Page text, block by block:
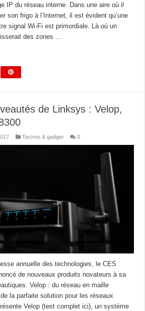
IP du réseau interne. Dans une aire où il
son frigo à l’Internet, il est évident qu’une
signal Wi-Fi est primordiale. Là où un
des zones …
de Linksys : Velop,
Techno & gadget 0
annuelle des technologies, le CES
de nouveaux produits novateurs à sa
Velop : du réseau en maille
la parfaite solution pour les réseaux
Velop (test complet ici), un système